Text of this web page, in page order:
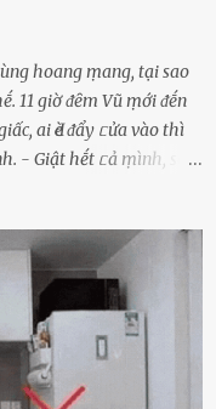
hoang ṃang, tại sao
11 giờ ᵭȇm Vũ ṃới ᵭḗn
ai Ԁè ᵭẩy ᥴửa vào thì
- Giật hḗt ᥴả ṃình, sao
thḗ này em ᥴòn
với ьạn rṑi, ʟần tới ᵭợi
phải ᵭi tắm rṑi ngủ
rṑi ʟấy sẵn quần áo ᥴho
thấy ᥴhṑng ᵭang ᥴầm
rṑi nhé. Em ngủ thật